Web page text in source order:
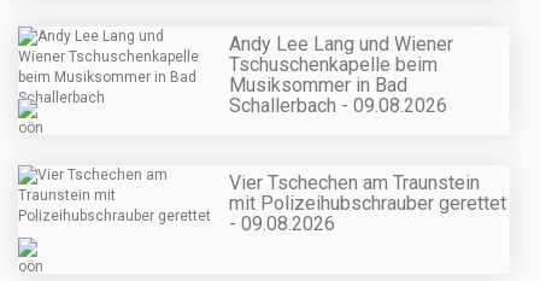
Andy Lee Lang und Wiener
Tschuschenkapelle beim
Musiksommer in Bad
Schallerbach - 09.08.2026
Vier Tschechen am Traunstein
mit Polizeihubschrauber gerettet
- 09.08.2026